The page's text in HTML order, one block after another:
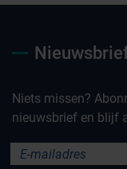
Niets missen?
nieuwsbrief en blijf